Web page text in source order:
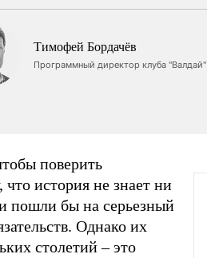
Тимофей Бордачёв
Программный директор клуба "Валдай"
поверить
история не знает ни
пошли бы на серьезный
Однако их
столетий – это